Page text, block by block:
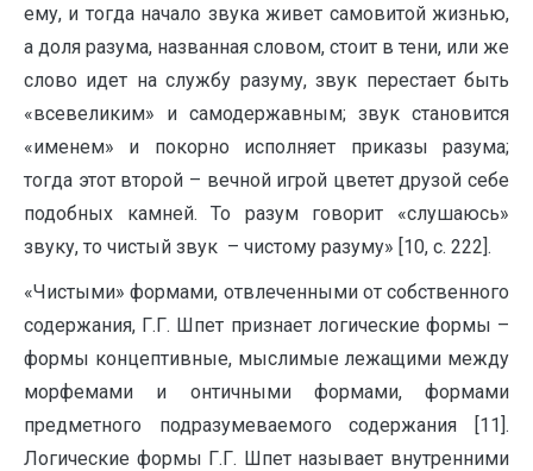
ему, и тогда начало звука живет самовитой жизнью,
а доля разума, названная словом, стоит в тени, или же
слово идет на службу разуму, звук перестает быть
«всевеликим» и самодержавным; звук становится
«именем» и покорно исполняет приказы разума;
тогда этот второй – вечной игрой цветет друзой себе
подобных камней. То разум говорит «слушаюсь»
звуку, то чистый звук – чистому разуму» [10, с. 222].
«Чистыми» формами, отвлеченными от собственного
содержания, Г.Г. Шпет признает логические формы –
формы концептивные, мыслимые лежащими между
морфемами и онтичными формами, формами
предметного подразумеваемого содержания [11].
Логические формы Г.Г. Шпет называет внутренними